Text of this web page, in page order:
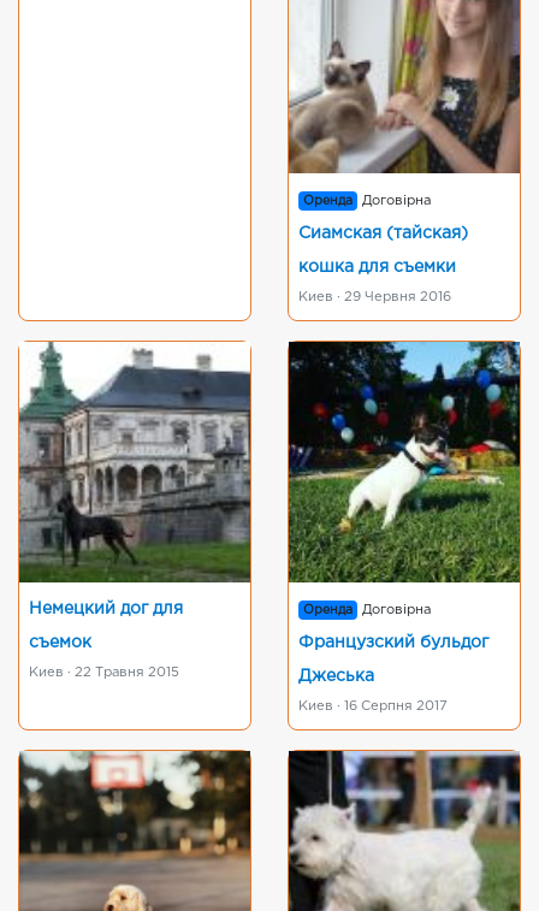
Оренда Договірна
Сиамская (тайская)
кошка для съемки
Киев · 29 Червня 2016
Немецкий дог для
съемок
Киев · 22 Травня 2015
Оренда Договірна
Французский бульдог
Джеська
Киев · 16 Серпня 2017